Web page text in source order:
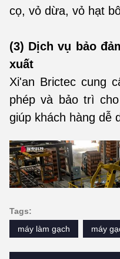
cọ, vỏ dừa, vỏ hạt
(3) Dịch vụ bảo
xuất
Xi'an Brictec cung
phép và bảo trì
giúp khách hàng dễ
Tags:
máy làm gạch
máy